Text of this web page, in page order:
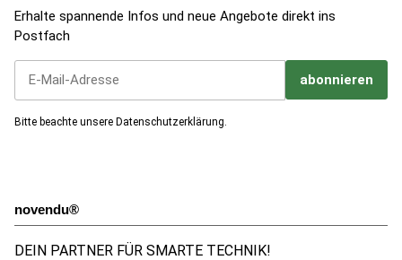
Erhalte spannende Infos und neue Angebote direkt ins
Postfach
abonnieren
Bitte beachte unsere Datenschutzerklärung
novendu®
DEIN PARTNER FÜR SMARTE TECHNIK!